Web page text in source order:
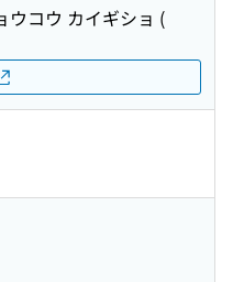
ウコウ カイギショ (